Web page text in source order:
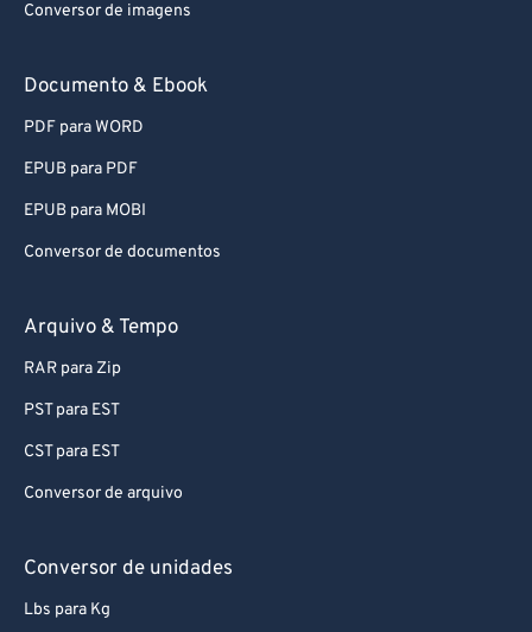
Conversor de imagens
Documento & Ebook
PDF para WORD
EPUB para PDF
EPUB para MOBI
Conversor de documentos
Arquivo & Tempo
RAR para Zip
PST para EST
CST para EST
Conversor de arquivo
Conversor de unidades
Lbs para Kg